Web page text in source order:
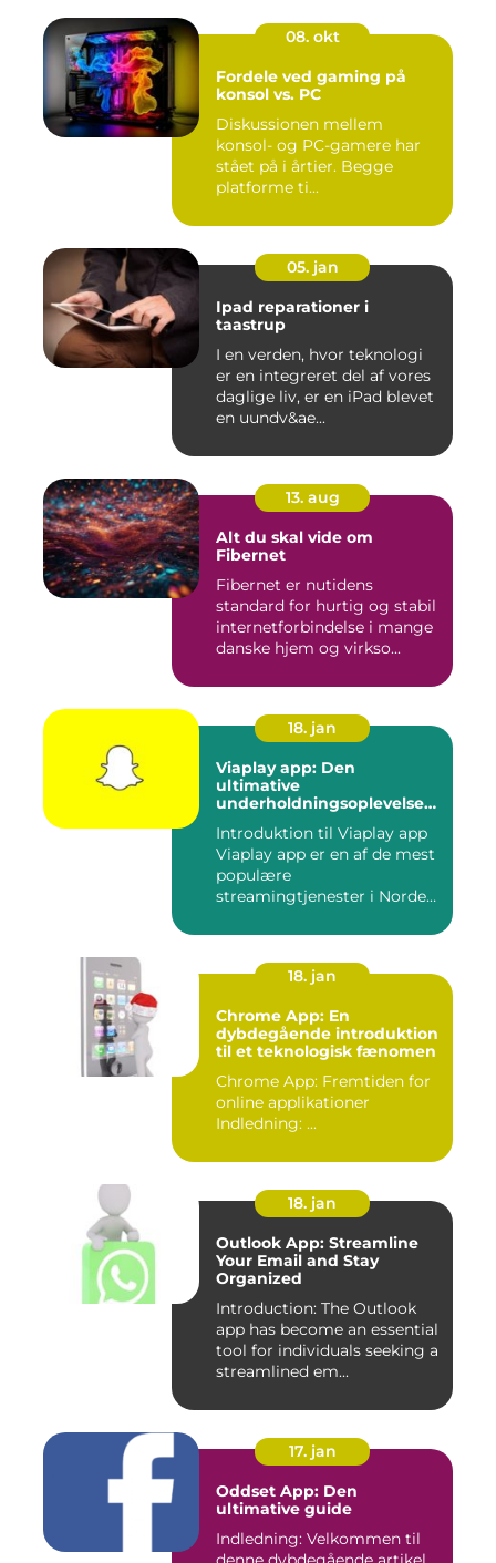
08. okt
Fordele ved gaming på
konsol vs. PC
Diskussionen mellem
konsol- og PC-gamere har
stået på i årtier. Begge
platforme ti...
05. jan
Ipad reparationer i
taastrup
I en verden, hvor teknologi
er en integreret del af vores
daglige liv, er en iPad blevet
en uundv&ae...
13. aug
Alt du skal vide om
Fibernet
Fibernet er nutidens
standard for hurtig og stabil
internetforbindelse i mange
danske hjem og virkso...
18. jan
Viaplay app: Den
ultimative
underholdningsoplevelse
Introduktion til Viaplay app
Viaplay app er en af de mest
populære
streamingtjenester i Norden
18. jan
Chrome App: En
dybdegående introduktion
til et teknologisk fænomen
Chrome App: Fremtiden for
online applikationer
Indledning: ...
18. jan
Outlook App: Streamline
Your Email and Stay
Organized
Introduction: The Outlook
app has become an essential
tool for individuals seeking a
streamlined em...
17. jan
Oddset App: Den
ultimative guide
Indledning: Velkommen til